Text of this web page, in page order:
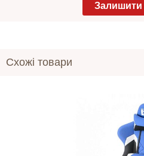
Залишити
Схожі товари